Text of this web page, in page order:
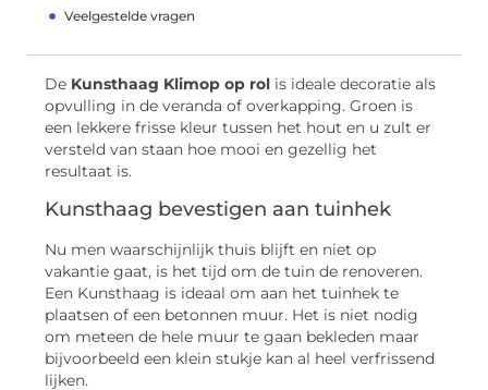
Veelgestelde vragen
De Kunsthaag Klimop op rol is ideale decoratie als
opvulling in de veranda of overkapping. Groen is
een lekkere frisse kleur tussen het hout en u zult er
versteld van staan hoe mooi en gezellig het
resultaat is.
Kunsthaag bevestigen aan tuinhek
Nu men waarschijnlijk thuis blijft en niet op
vakantie gaat, is het tijd om de tuin de renoveren.
Een Kunsthaag is ideaal om aan het tuinhek te
plaatsen of een betonnen muur. Het is niet nodig
om meteen de hele muur te gaan bekleden maar
bijvoorbeeld een klein stukje kan al heel verfrissend
lijken.